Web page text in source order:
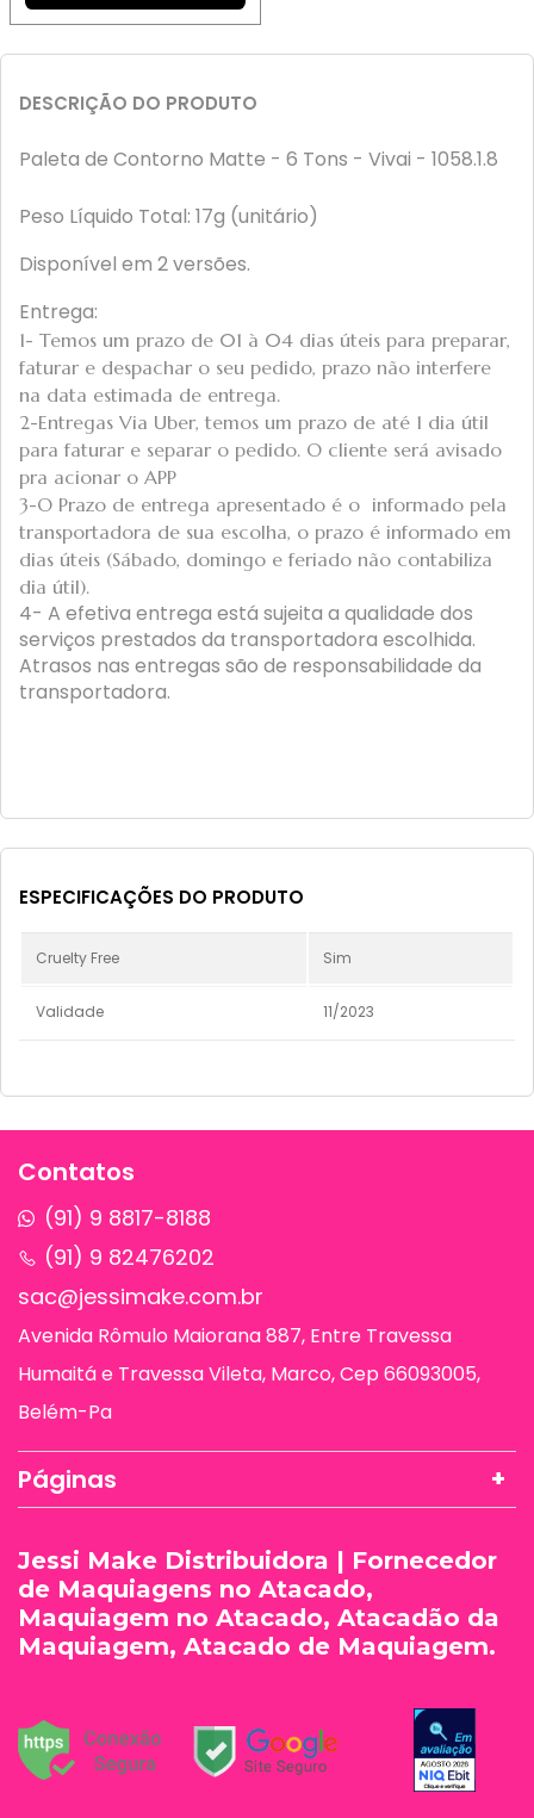
DESCRIÇÃO DO PRODUTO
Paleta de Contorno Matte - 6 Tons - Vivai - 1058.1.8
Peso Líquido Total: 17g (unitário)
Disponível em 2 versões.
Entrega:
1- Temos um prazo de 01 à 04 dias úteis para preparar,
faturar e despachar o seu pedido, prazo não interfere
na data estimada de entrega.
2-Entregas Via Uber, temos um prazo de até 1 dia útil
para faturar e separar o pedido. O cliente será avisado
pra acionar o APP
3-O Prazo de entrega apresentado é o informado pela
transportadora de sua escolha, o prazo é informado em
dias úteis (Sábado, domingo e feriado não contabiliza
dia útil).
4- A efetiva entrega está sujeita a qualidade dos
serviços prestados da transportadora escolhida.
Atrasos nas entregas são de responsabilidade da
transportadora.
ESPECIFICAÇÕES DO PRODUTO
Cruelty Free Sim
Validade 11/2023
Contatos
(91) 9 8817-8188
(91) 9 82476202
sac@jessimake.com.br
Avenida Rômulo Maiorana 887, Entre Travessa
Humaitá e Travessa Vileta, Marco, Cep 66093005,
Belém-Pa
Páginas
Jessi Make Distribuidora | Fornecedor
de Maquiagens no Atacado,
Maquiagem no Atacado, Atacadão da
Maquiagem, Atacado de Maquiagem.